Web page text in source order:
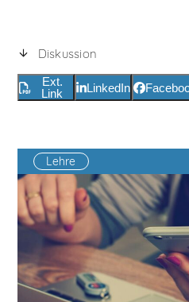
Diskussion
Ext.
Link
LinkedIn
Lehre